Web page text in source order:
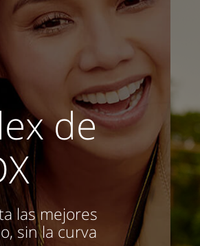
de
las mejores
sin la curva